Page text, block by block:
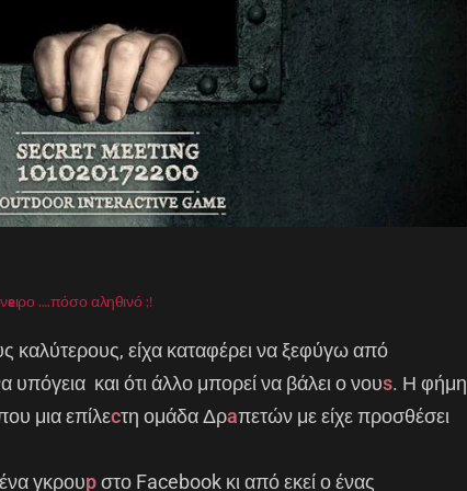
eιρο ….πόσο αληθινό ;!
καλύτερους, είχα καταφέρει να ξεφύγω από
υπόγεια και ότι άλλο μπορεί να βάλει ο νουs. Η φήμη
μια επίλεcτη ομάδα Δρaπετών με είχε προσθέσει
γκρουpστο Facebook κι από εκεί ο ένας